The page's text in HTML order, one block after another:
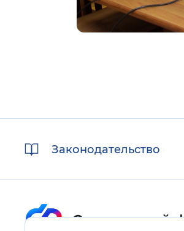
ссылкиЗаконодательство